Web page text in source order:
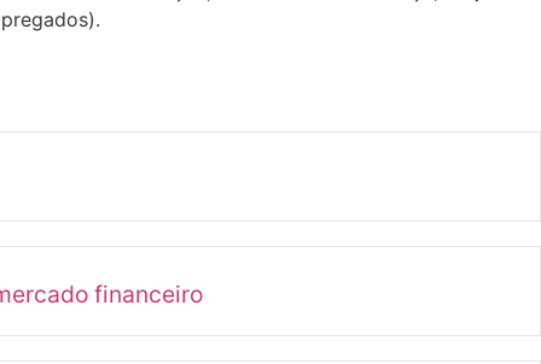
financeiro